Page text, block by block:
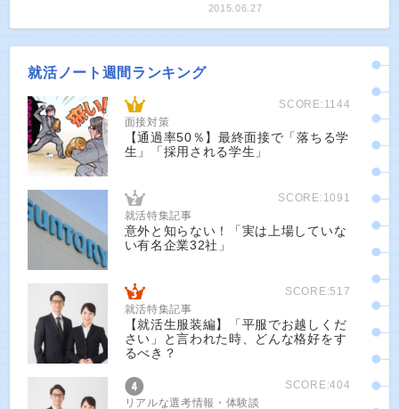
2015.06.27
就活ノート週間ランキング
SCORE:1144
面接対策
【通過率50％】最終面接で「落ちる学
生」「採用される学生」
SCORE:1091
就活特集記事
意外と知らない！「実は上場していな
い有名企業32社」
SCORE:517
就活特集記事
【就活生服装編】「平服でお越しくだ
さい」と言われた時、どんな格好をす
るべき？
SCORE:404
リアルな選考情報・体験談